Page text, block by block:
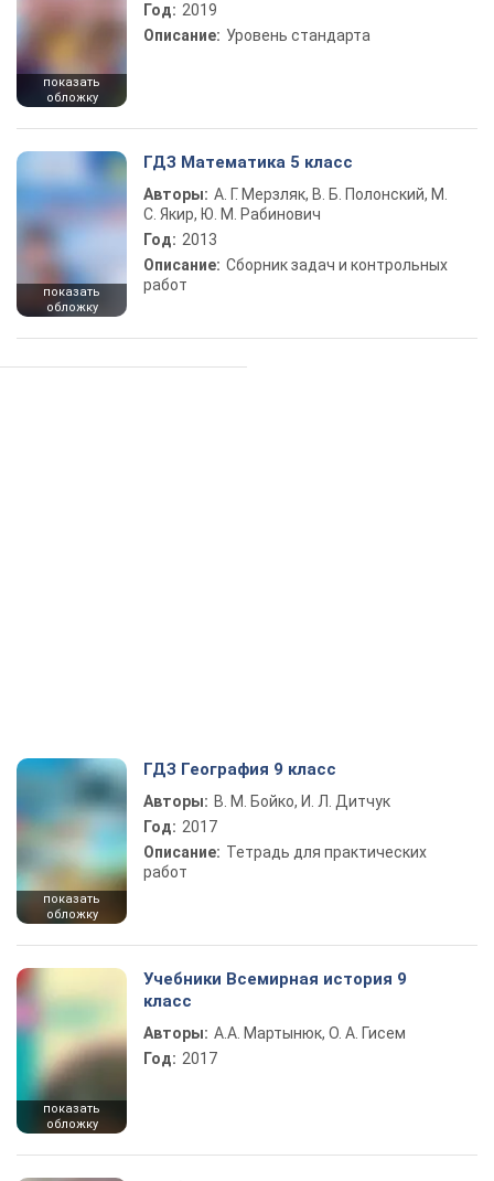
показать
обложку
Год: 2019
Описание: Уровень стандарта
показать
обложку
ГДЗ Математика 5 класс
Авторы: А. Г. Мерзляк, В. Б. Полонский, М.
С. Якир, Ю. М. Рабинович
Год: 2013
Описание: Сборник задач и контрольных
работ
показать
обложку
ГДЗ География 9 класс
Авторы: В. М. Бойко, И. Л. Дитчук
Год: 2017
Описание: Тетрадь для практических
работ
показать
обложку
Учебники Всемирная история 9
класс
Авторы: А.А. Мартынюк, О. А. Гисем
Год: 2017